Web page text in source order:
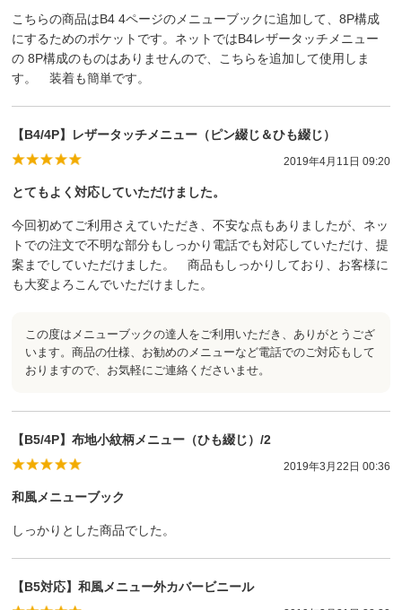
こちらの商品はB4 4ページのメニューブックに追加して、8P構成
にするためのポケットです。ネットではB4レザータッチメニュー
の 8P構成のものはありませんので、こちらを追加して使用しま
す。 装着も簡単です。
【B4/4P】レザータッチメニュー（ピン綴じ＆ひも綴じ）
2019年4月11日 09:20
とてもよく対応していただけました。
今回初めてご利用さえていただき、不安な点もありましたが、ネッ
トでの注文で不明な部分もしっかり電話でも対応していただけ、提
案までしていただけました。 商品もしっかりしており、お客様に
も大変よろこんでいただけました。
この度はメニューブックの達人をご利用いただき、ありがとうござ
います。商品の仕様、お勧めのメニューなど電話でのご対応もして
おりますので、お気軽にご連絡くださいませ。
【B5/4P】布地小紋柄メニュー（ひも綴じ）/2
2019年3月22日 00:36
和風メニューブック
しっかりとした商品でした。
【B5対応】和風メニュー外カバービニール